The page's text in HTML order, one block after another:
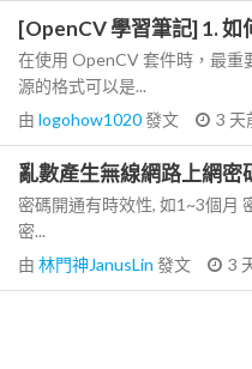
[OpenCV 學習筆記] 1. 如
在使用 OpenCV 套件時，最重
源的格式可以是...
由 logohow1020發文 3 天
亂數產生無線網路上網密
密碼開通有時效性, 如1~3個月
密...
由 林門神JanusLin 發文 3